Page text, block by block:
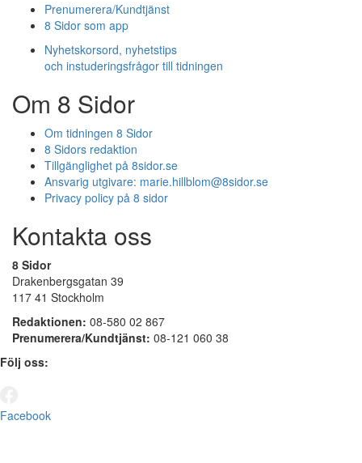
Prenumerera/Kundtjänst
8 Sidor som app
Nyhetskorsord, nyhetstips
och instuderingsfrågor till tidningen
Om 8 Sidor
Om tidningen 8 Sidor
8 Sidors redaktion
Tillgänglighet på 8sidor.se
Ansvarig utgivare: marie.hillblom@8sidor.se
Privacy policy på 8 sidor
Kontakta oss
8 Sidor
Drakenbergsgatan 39
117 41 Stockholm
Redaktionen: 08-580 02 867
Prenumerera/Kundtjänst: 08-121 060 38
Följ oss:
Facebook